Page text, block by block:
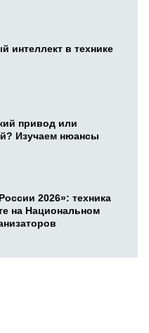
интеллект в технике
привод или
Изучаем нюансы
2026»: техника
на Национальном